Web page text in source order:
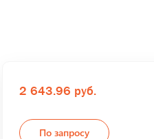
2 643.96 руб.
По запросу